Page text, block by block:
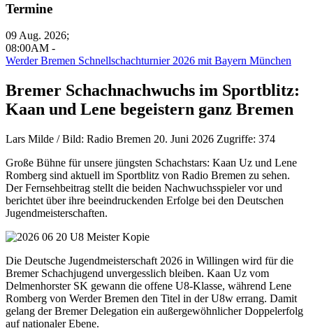
Termine
09 Aug. 2026;
08:00AM -
Werder Bremen Schnellschachturnier 2026 mit Bayern München
Bremer Schachnachwuchs im Sportblitz:
Kaan und Lene begeistern ganz Bremen
Lars Milde / Bild: Radio Bremen 20. Juni 2026 Zugriffe: 374
Große Bühne für unsere jüngsten Schachstars: Kaan Uz und Lene
Romberg sind aktuell im Sportblitz von Radio Bremen zu sehen.
Der Fernsehbeitrag stellt die beiden Nachwuchsspieler vor und
berichtet über ihre beeindruckenden Erfolge bei den Deutschen
Jugendmeisterschaften.
Die Deutsche Jugendmeisterschaft 2026 in Willingen wird für die
Bremer Schachjugend unvergesslich bleiben. Kaan Uz vom
Delmenhorster SK gewann die offene U8-Klasse, während Lene
Romberg von Werder Bremen den Titel in der U8w errang. Damit
gelang der Bremer Delegation ein außergewöhnlicher Doppelerfolg
auf nationaler Ebene.